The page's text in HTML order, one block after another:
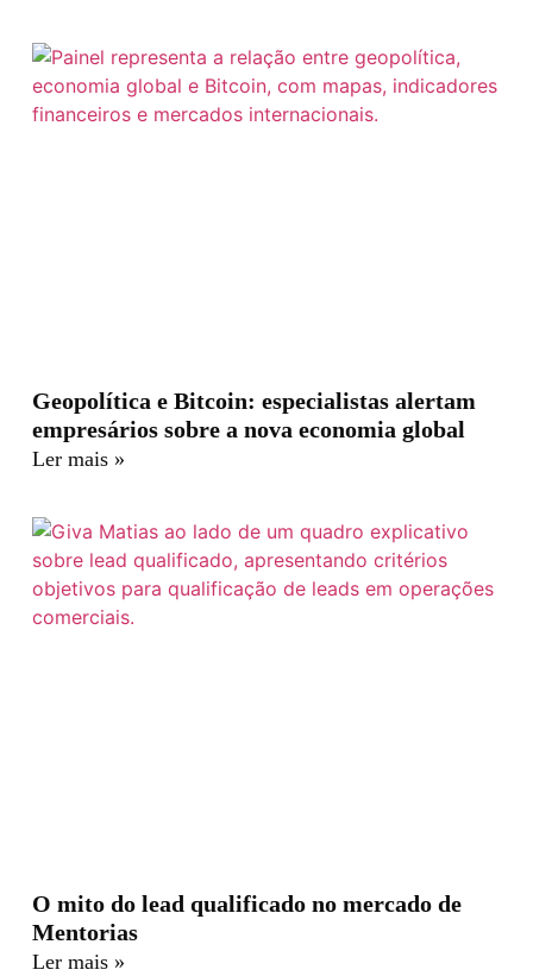
Geopolítica e Bitcoin: especialistas alertam
empresários sobre a nova economia global
Ler mais »
O mito do lead qualificado no mercado de
Mentorias
Ler mais »